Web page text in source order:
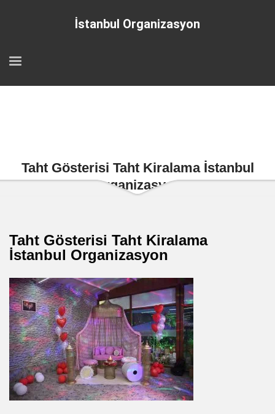
İstanbul Organizasyon
Taht Gösterisi Taht Kiralama İstanbul
Organizasyon
Taht Gösterisi Taht Kiralama
İstanbul Organizasyon